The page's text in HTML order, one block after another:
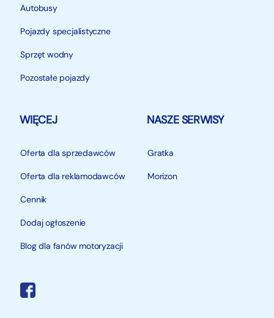
Autobusy
Pojazdy specjalistyczne
Sprzęt wodny
Pozostałe pojazdy
WIĘCEJ
Oferta dla sprzedawców
Oferta dla reklamodawców
Cennik
Dodaj ogłoszenie
Blog dla fanów motoryzacji
NASZE SERWISY
Gratka
Morizon